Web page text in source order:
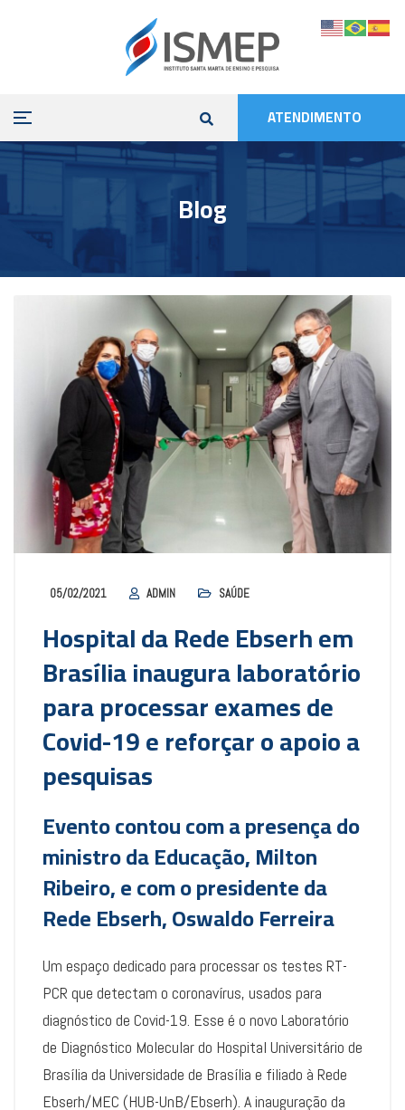
ATENDIMENTO
Blog
05/02/2021 ADMIN SAÚDE
Hospital da Rede Ebserh em
Brasília inaugura laboratório
para processar exames de
Covid-19 e reforçar o apoio a
pesquisas
Evento contou com a presença do
ministro da Educação, Milton
Ribeiro, e com o presidente da
Rede Ebserh, Oswaldo Ferreira
Um espaço dedicado para processar os testes RT-
PCR que detectam o coronavírus, usados para
diagnóstico de Covid-19. Esse é o novo Laboratório
de Diagnóstico Molecular do Hospital Universitário de
Brasília da Universidade de Brasília e filiado à Rede
Ebserh/MEC (HUB-UnB/Ebserh). A inauguração da